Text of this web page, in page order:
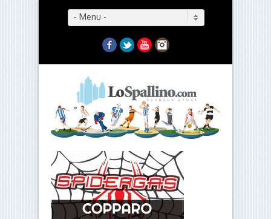
- Menu -
Facebook
TwitterYouTubeInstagram